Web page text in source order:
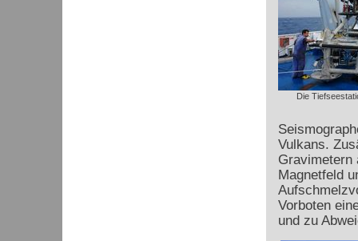
Die
Vulkans.
Gravimetern
Magnetfeld
Vorboten
und zu